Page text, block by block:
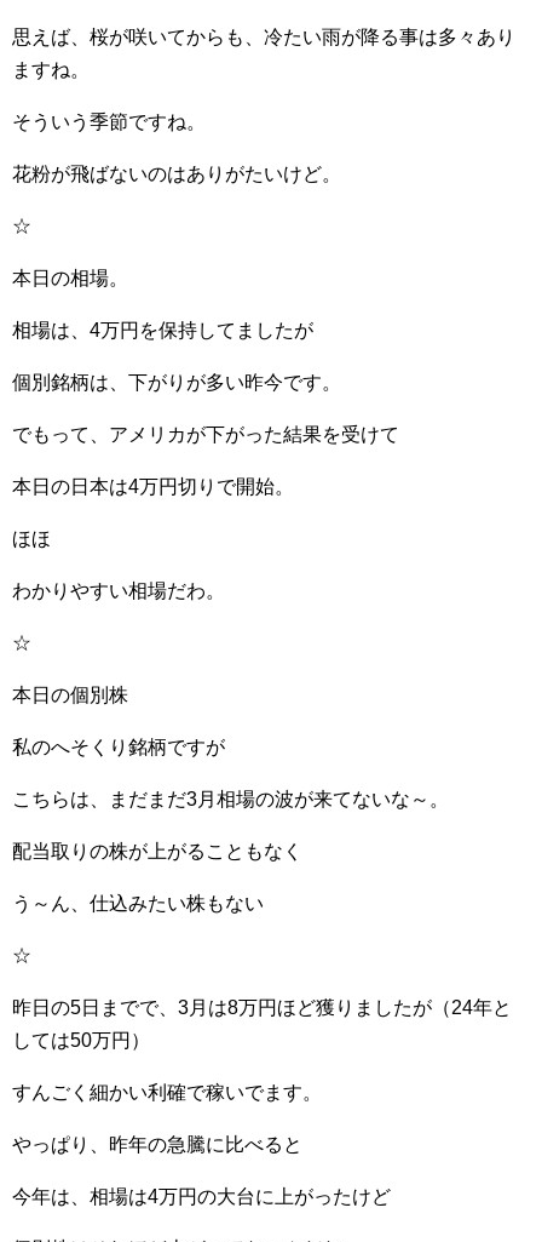
思えば、桜が咲いてからも、冷たい雨が降る事は多々あり
ますね。
そういう季節ですね。
花粉が飛ばないのはありがたいけど。
☆
本日の相場。
相場は、4万円を保持してましたが
個別銘柄は、下がりが多い昨今です。
でもって、アメリカが下がった結果を受けて
本日の日本は4万円切りで開始。
ほほ
わかりやすい相場だわ。
☆
本日の個別株
私のへそくり銘柄ですが
こちらは、まだまだ3月相場の波が来てないな～。
配当取りの株が上がることもなく
う～ん、仕込みたい株もない
☆
昨日の5日までで、3月は8万円ほど獲りましたが（24年と
しては50万円）
すんごく細かい利確で稼いでます。
やっぱり、昨年の急騰に比べると
今年は、相場は4万円の大台に上がったけど